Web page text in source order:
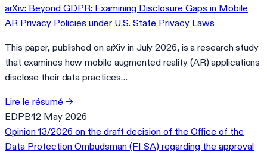
arXiv: Beyond GDPR: Examining Disclosure Gaps in Mobile
AR Privacy Policies under U.S. State Privacy Laws
This paper, published on arXiv in July 2026, is a research study
that examines how mobile augmented reality (AR) applications
disclose their data practices…
Lire le résumé →
EDPB·12 May 2026
Opinion 13/2026 on the draft decision of the Office of the
Data Protection Ombudsman (FI SA) regarding the approval